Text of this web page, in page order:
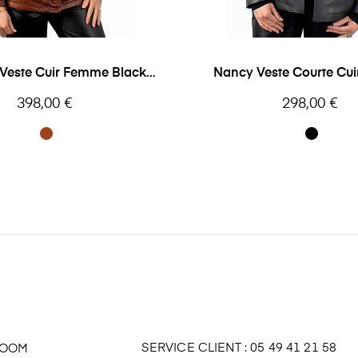
Cuir Femme Black
Prix
398,00 €
Nancy Veste Courte
Prix
298,00 €
SERVICE CLIENT : 05 49 41 21 58